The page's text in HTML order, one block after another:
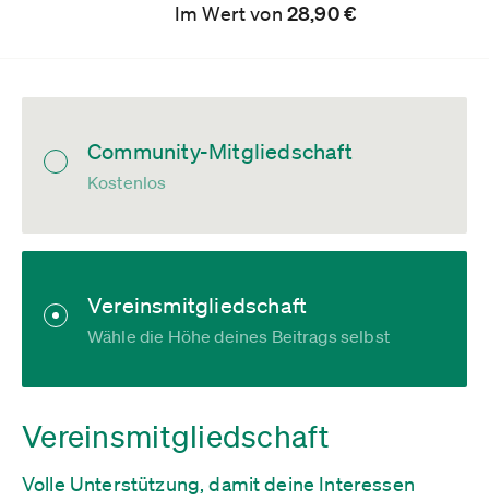
Im Wert von 28,90 €
Community-Mitgliedschaft
Kostenlos
Vereinsmitgliedschaft
Wähle die Höhe deines Beitrags selbst
Vereinsmitgliedschaft
Volle Unterstützung, damit deine Interessen